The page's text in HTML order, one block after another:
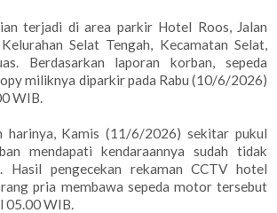
terjadi di area parkir Hotel Roos, Jalan
Selat Tengah, Kecamatan Selat,
Berdasarkan laporan korban, sepeda
miliknya diparkir pada Rabu (10/6/2026)
WIB.
harinya, Kamis (11/6/2026) sekitar pukul
mendapati kendaraannya sudah tidak
Hasil pengecekan rekaman CCTV hotel
pria membawa sepeda motor tersebut
05.00 WIB.